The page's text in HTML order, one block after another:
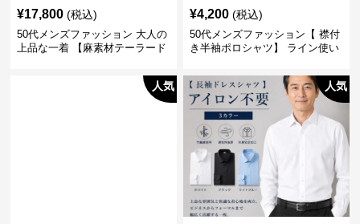
¥17,800 (税込)
50代メンズファッション 大人の
上品な一着 【麻素材テーラード
¥4,200 (税込)
50代メンズファッション【 襟付
き半袖ポロシャツ】 ライン使い
人気 人気